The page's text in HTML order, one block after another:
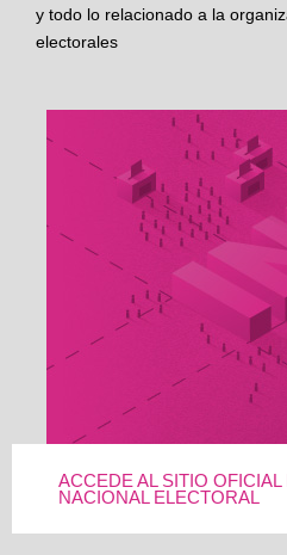
y todo lo relacionado a la
electorales
ACCEDE AL SITIO OFICIAL
NACIONAL ELECTORAL